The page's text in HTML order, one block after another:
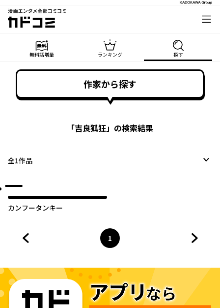
漫画エンタメ全部コミコミ
カドコミ
無料話増量 ランキング 探す
作家から探す
「吉良狐狂」の検索結果
全1作品
カンフータンキー
ページ
1
へ